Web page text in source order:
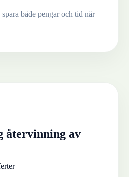
både pengar och tid när
återvinning av